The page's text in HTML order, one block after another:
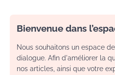
Bienvenue dans
Nous souhaitons un espace
dialogue. Afin d'améliorer la
nos articles, ainsi que votre